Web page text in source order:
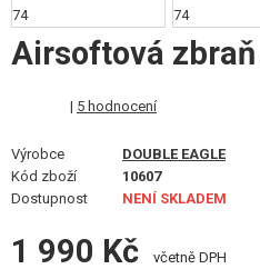
VÝSTROJ, UNIFORMY, POUZDRA
MASKOVÁNÍ, BARVY, PÁSKY
VYSÍLAČKY, HEADSETY, KAMERY
DOPLŇKY KE ZBRANÍM,
SERVIS A ÚDRŽBA ZBRANÍ
Airsoftová
| 5 hodnocení
Výrobce
DOUBLE EAGLE
Kód zboží
10607
Dostupnost
NENÍ SKLADEM
1 990 Kč včetně DPH